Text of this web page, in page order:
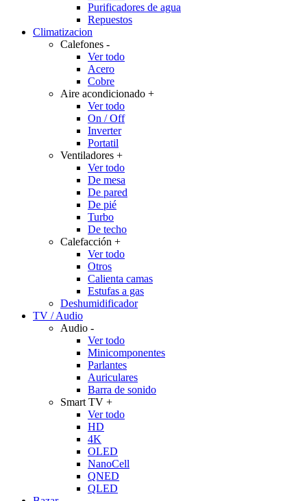
Purificadores de agua
Repuestos
Climatizacion
Calefones -
Ver todo
Acero
Cobre
Aire acondicionado +
Ver todo
On / Off
Inverter
Portatil
Ventiladores +
Ver todo
De mesa
De pared
De pié
Turbo
De techo
Calefacción +
Ver todo
Otros
Calienta camas
Estufas a gas
Deshumidificador
TV / Audio
Audio -
Ver todo
Minicomponentes
Parlantes
Auriculares
Barra de sonido
Smart TV +
Ver todo
HD
4K
OLED
NanoCell
QNED
QLED